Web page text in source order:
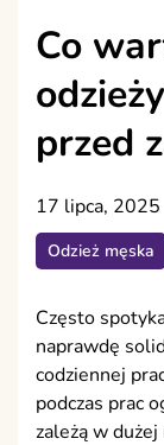
Co
przed
17 lipca, 2025
Odzież męska
Często
naprawdę
codziennej
podczas prac
zależą w